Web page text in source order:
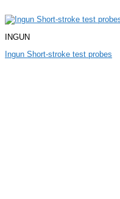
INGUN
Ingun Short-stroke test probes